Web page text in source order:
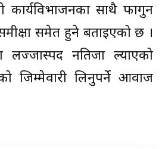
कार्यविभाजनका साथै फागुन
समेत हुने बताइएको छ ।
लज्जास्पद नतिजा ल्याएको
जिम्मेवारी लिनुपर्ने आवाज